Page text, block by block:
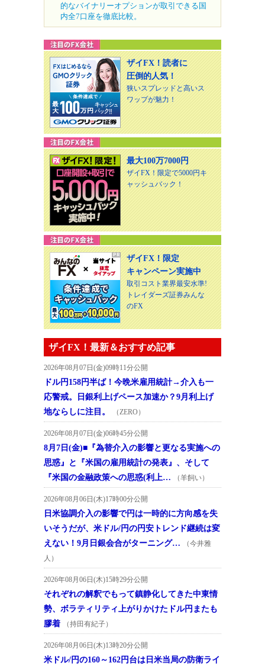
的なバイナリーオプションが取引できる国
内全7口座を徹底比較。
ザイFX！読者に
圧倒的人気！
狭いスプレッドと高いス
ワップが魅力！
最大100万7000円
ザイFX！限定で5000円キ
ャッシュバック！
ザイFX！限定
キャンペーン実施中
取引コスト業界最安水準!
トレイダーズ証券みんな
のFX
ザイFX！最新＆おすすめ記事
2026年08月07日(金)09時11分公開
ドル円158円半ば！今晩米雇用統計→介入も一
応警戒。日銀利上げペース加速か？9月利上げ
地ならしに注目。
（ZERO）
2026年08月07日(金)06時45分公開
8月7日(金)■『為替介入の影響と更なる実施への
思惑』と『米国の雇用統計の発表』、そして
『米国の金融政策への思惑(利上…
（羊飼い）
2026年08月06日(木)17時00分公開
日米協調介入の影響で円は一時的に方向感を失
いそうだが、米ドル/円の円安トレンド継続は変
えない！9月日銀会合がターニング…
（今井雅
人）
2026年08月06日(木)15時29分公開
それぞれの解釈でもって鎮静化してきた中東情
勢、ボラティリティ上がりかけたドル円またも
膠着
（持田有紀子）
2026年08月06日(木)13時20分公開
米ドル/円の160～162円台は日米当局の防衛ライ